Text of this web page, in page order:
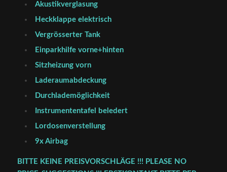
Akustikverglasung
Heckklappe elektrisch
Vergrösserter Tank
Einparkhilfe vorne+hinten
Sitzheizung vorn
Laderaumabdeckung
Durchlademöglichkeit
Instrumententafel beledert
Lordosenverstellung
9x Airbag
BITTE KEINE PREISVORSCHLÄGE !!! PLEASE NO